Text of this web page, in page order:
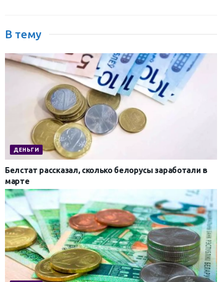
В тему
ДЕНЬГИ
Белстат рассказал, сколько белорусы заработали в
марте